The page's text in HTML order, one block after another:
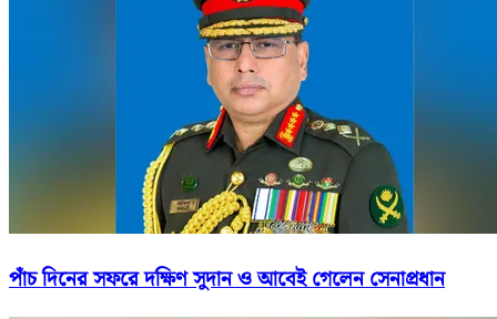
পাঁচ দিনের সফরে দক্ষিণ সুদান ও আবেই গেলেন সেনাপ্রধান